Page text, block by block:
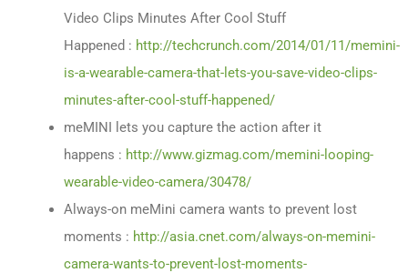
Video Clips Minutes After Cool Stuff
Happened : http://techcrunch.com/2014/01/11/memini-
is-a-wearable-camera-that-lets-you-save-video-clips-
minutes-after-cool-stuff-happened/
meMINI lets you capture the action after it
happens : http://www.gizmag.com/memini-looping-
wearable-video-camera/30478/
Always-on meMini camera wants to prevent lost
moments : http://asia.cnet.com/always-on-memini-
camera-wants-to-prevent-lost-moments-